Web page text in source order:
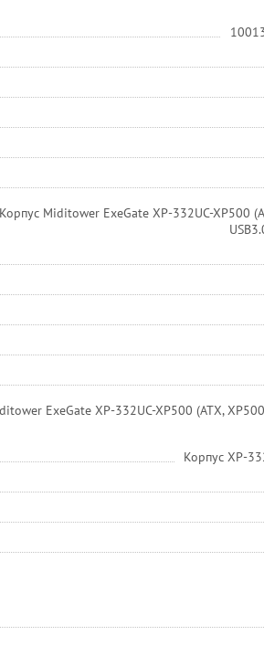
Miditower ExeGate XP-332UC-XP500
ExeGate XP-332UC-XP500 (ATX,
Корпус XP-